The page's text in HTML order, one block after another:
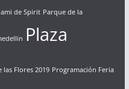
de Spirit Parque de la
Plaza
las Flores 2019 Programación Feria